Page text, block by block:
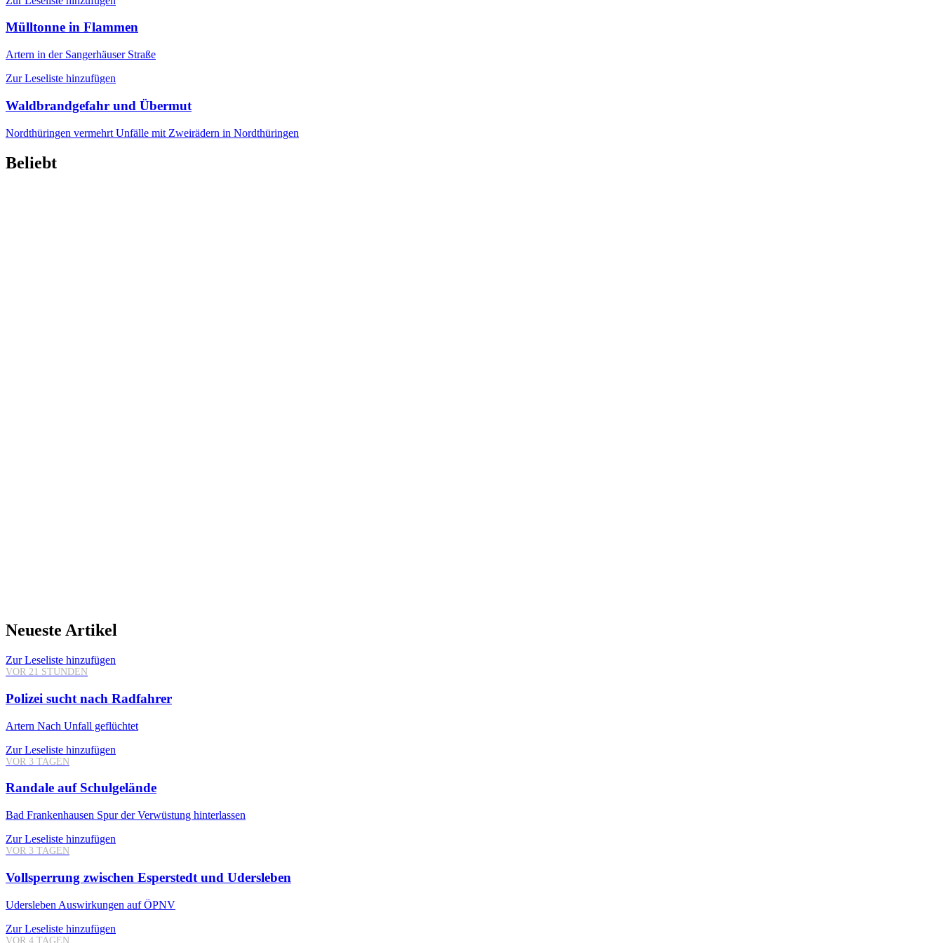
Mülltonne in Flammen
Artern in der Sangerhäuser Straße
Zur Leseliste hinzufügen
Waldbrandgefahr und Übermut
Nordthüringen vermehrt Unfälle mit Zweirädern in Nordthüringen
Beliebt
Neueste Artikel
Zur Leseliste hinzufügen
VOR 21 STUNDEN
Polizei sucht nach Radfahrer
Artern Nach Unfall geflüchtet
Zur Leseliste hinzufügen
VOR 3 TAGEN
Randale auf Schulgelände
Bad Frankenhausen Spur der Verwüstung hinterlassen
Zur Leseliste hinzufügen
VOR 3 TAGEN
Vollsperrung zwischen Esperstedt und Udersleben
Udersleben Auswirkungen auf ÖPNV
Zur Leseliste hinzufügen
VOR 4 TAGEN